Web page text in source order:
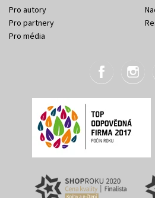
Pro autory
Pro partnery
Pro média